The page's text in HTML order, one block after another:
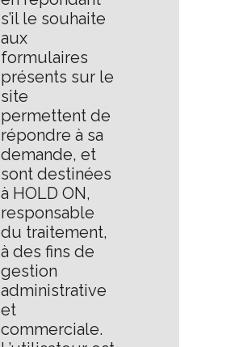
s’il le souhaite
aux
formulaires
présents sur le
site
permettent de
répondre à sa
demande, et
sont destinées
à HOLD ON,
responsable
du traitement,
à des fins de
gestion
administrative
et
commerciale.